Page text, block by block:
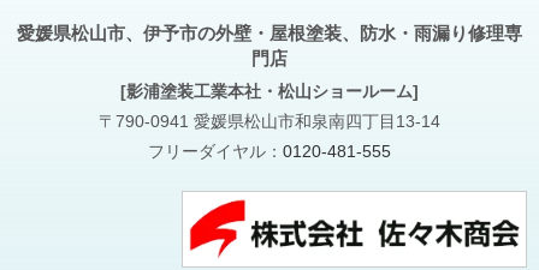
愛媛県松山市、伊予市の外壁・屋根塗装、防水・雨漏り修理専
門店
[影浦塗装工業本社・松山ショールーム]
〒790-0941 愛媛県松山市和泉南四丁目13-14
フリーダイヤル： 0120-481-555